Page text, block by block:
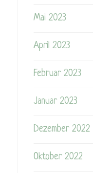
Mai 2023
April 2023
Februar 2023
Januar 2023
Dezember 2022
Oktober 2022